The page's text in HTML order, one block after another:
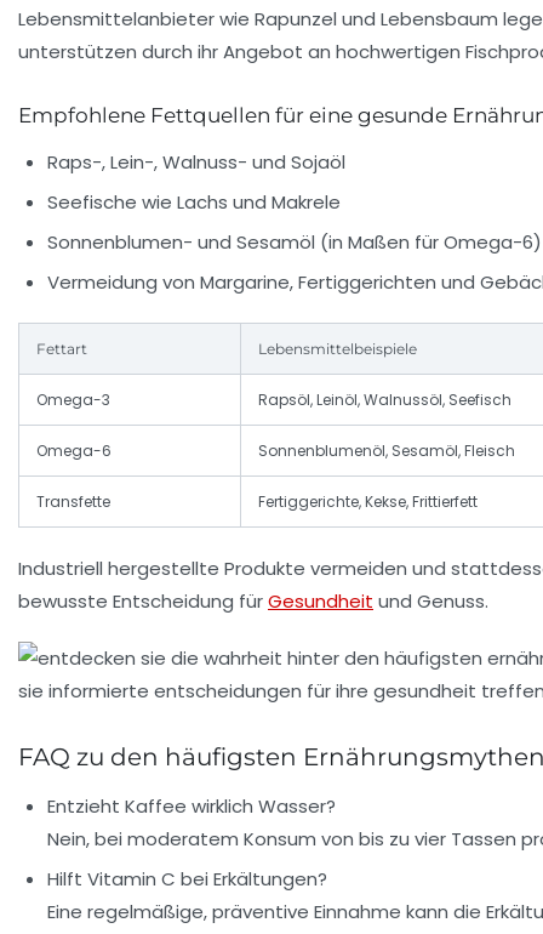
Lebensmittelanbieter wie Rapunzel und Lebensbaum
unterstützen durch ihr Angebot an hochwertigen
Empfohlene Fettquellen für eine gesunde
Raps-, Lein-, Walnuss- und Sojaöl
Seefische wie Lachs und Makrele
Sonnenblumen- und Sesamöl (in Maßen für Omega-6)
Vermeidung von Margarine, Fertiggerichten und
Fettart Lebensmittelbeispiele
Omega-3 Rapsöl, Leinöl, Walnussöl, Seefisch
Omega-6 Sonnenblumenöl, Sesamöl, Fleisch
Transfette Fertiggerichte, Kekse, Frittierfett
Industriell hergestellte Produkte vermeiden und
bewusste Entscheidung fürGesundheit und Genuss.
FAQ zu den häufigsten
Entzieht Kaffee wirklich Wasser?
Nein, bei moderatem Konsum von bis zu vier Tassen
Hilft Vitamin C bei Erkältungen?
Eine regelmäßige, präventive Einnahme kann die